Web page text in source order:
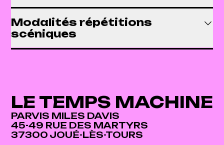
Modalités répétitions
scéniques
LE TEMPS MACHINE
PARVIS MILES DAVIS
45-49 RUE DES MARTYRS
37300 JOUÉ-LÈS-TOURS